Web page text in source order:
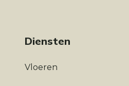
Diensten
Vloeren